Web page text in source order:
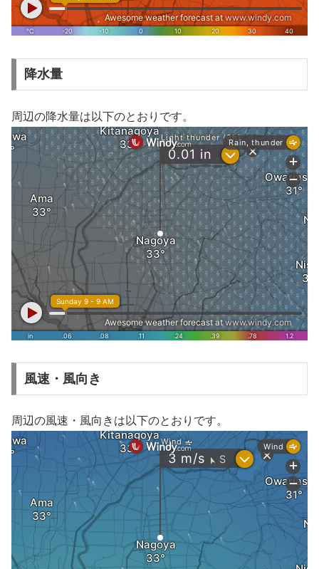
降水量
周辺の降水量は以下のとおりです。
風速・風向き
周辺の風速・風向きは以下のとおりです。